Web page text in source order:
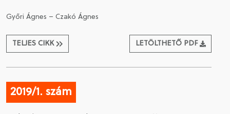
Győri Ágnes – Czakó Ágnes
TELJES CIKK LETÖLTHETŐ PDF
2019/1. szám